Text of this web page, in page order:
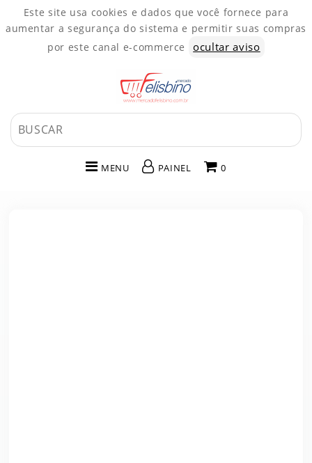
Este site usa cookies e dados que você fornece para
aumentar a segurança do sistema e permitir suas compras
por este canal e-commerce
MENU PAINEL 0